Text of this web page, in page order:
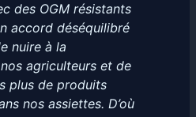
des OGM résistants
accord déséquilibré
nuire à la
agriculteurs et de
plus de produits
nos assiettes. D’où